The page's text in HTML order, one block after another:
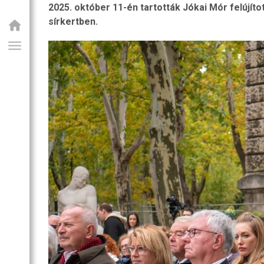
2025. október 11-én tartották Jókai Mór
sírkertben.